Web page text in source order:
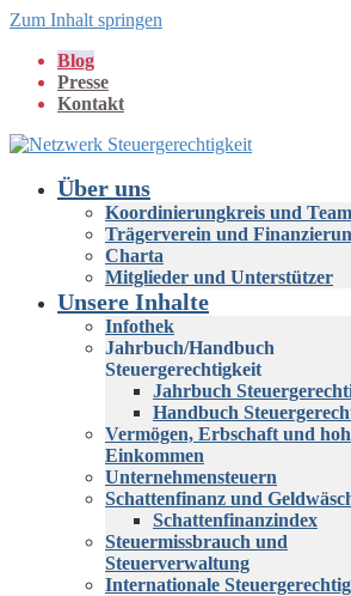
Zum Inhalt springen
Blog
Presse
Kontakt
Über uns
Koordinierungkreis und Team
Trägerverein und
Charta
Mitglieder und Unterstützer
Unsere Inhalte
Infothek
Jahrbuch/Handbuch
Steuergerechtigkeit
Jahrbuch
Handbuch
Vermögen, Erbschaft und
Einkommen
Unternehmensteuern
Schattenfinanz und
Schattenfinanzindex
Steuermissbrauch und
Steuerverwaltung
Internationale